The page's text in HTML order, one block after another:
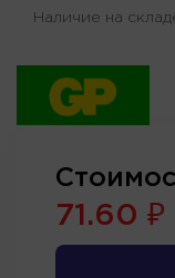
Наличие на
71.60 ₽